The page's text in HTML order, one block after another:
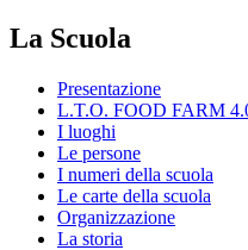
La Scuola
Presentazione
L.T.O. FOOD FARM
I luoghi
Le persone
I numeri della scuola
Le carte della scuola
Organizzazione
La storia